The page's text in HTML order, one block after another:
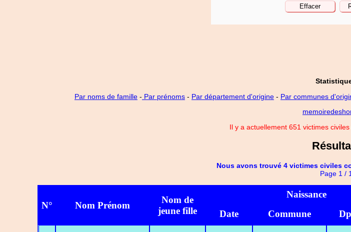
Par noms de famille - Par prénoms - Par département d'origine - Par communes
Il y a actuellement 651 victimes
Nous avons trouvé 4 victimes civiles
Page 1 /
N° Nom Prénom
Nom de
jeune fille
Naissance
Date Commune